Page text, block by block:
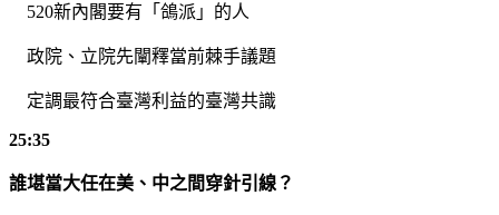
520新內閣要有「鴿派」的人
政院、立院先闡釋當前棘手議題
定調最符合臺灣利益的臺灣共識
25:35
誰堪當大任在美、中之間穿針引線？